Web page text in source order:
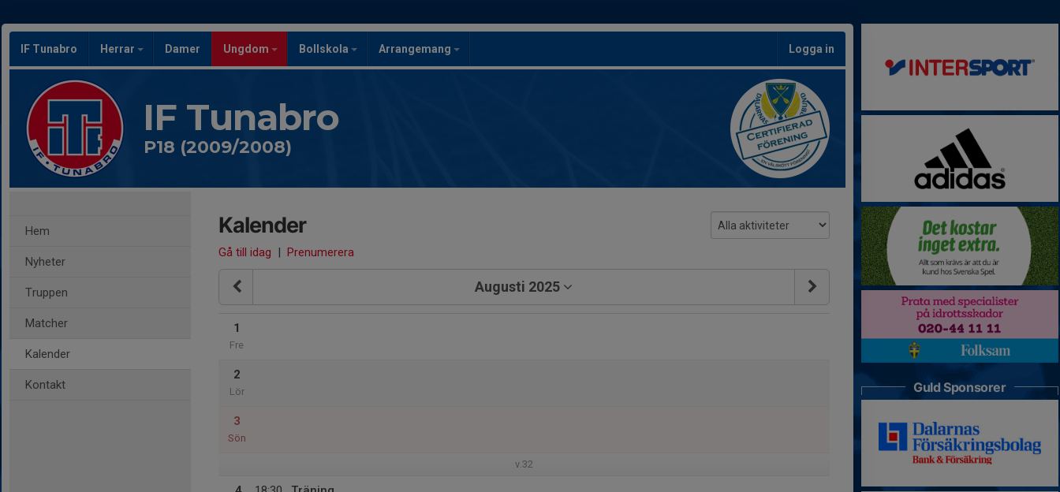
IF Tunabro Herrar Damer Ungdom Bollskola Arrangemang Logga in
IF Tunabro
P18 (2009/2008)
Hem
Nyheter
Truppen
Matcher
Kalender
Kontakt
Kalender
Gå till idag | Prenumerera
Augusti 2025
1
Fre
2
Lör
3
Sön
v.32
Guld Sponsorer